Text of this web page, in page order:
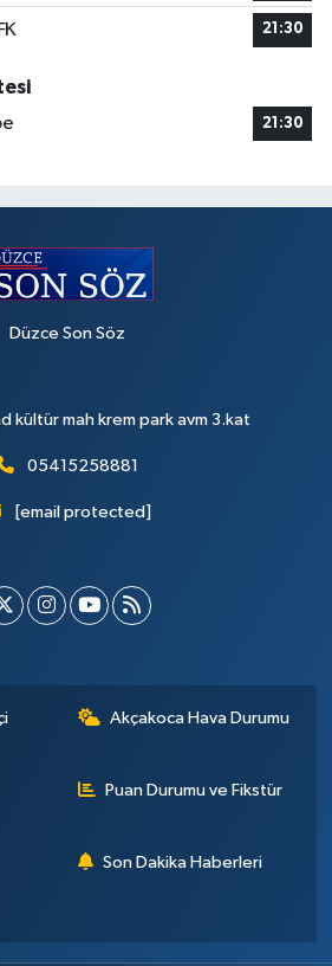
21:30
21:30
Düzce Son Söz
kültür mah krem park avm 3.kat
05415258881
[email protected]
Akçakoca Hava Durumu
Puan Durumu ve Fikstür
Son Dakika Haberleri